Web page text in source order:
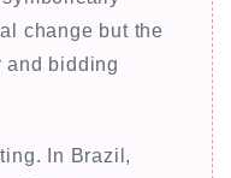
change but the
and bidding
In Brazil,